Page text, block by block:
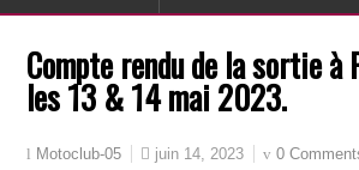
Compte rendu de la sortie à
les 13 & 14 mai 2023.
Motoclub-05 juin 14, 2023 0